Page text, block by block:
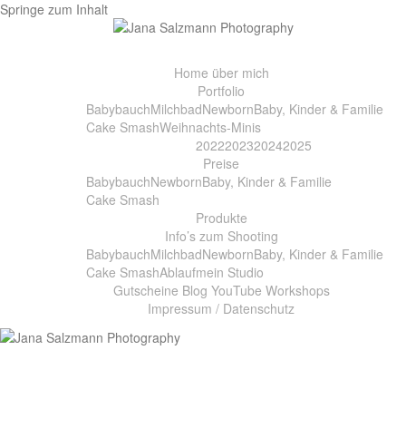
Springe zum Inhalt
Home über mich
Portfolio
BabybauchMilchbadNewbornBaby, Kinder & Familie
Cake SmashWeihnachts-Minis
2022202320242025
Preise
BabybauchNewbornBaby, Kinder & Familie
Cake Smash
Produkte
Info’s zum Shooting
BabybauchMilchbadNewbornBaby, Kinder & Familie
Cake SmashAblaufmein Studio
Gutscheine Blog YouTube Workshops
Impressum / Datenschutz